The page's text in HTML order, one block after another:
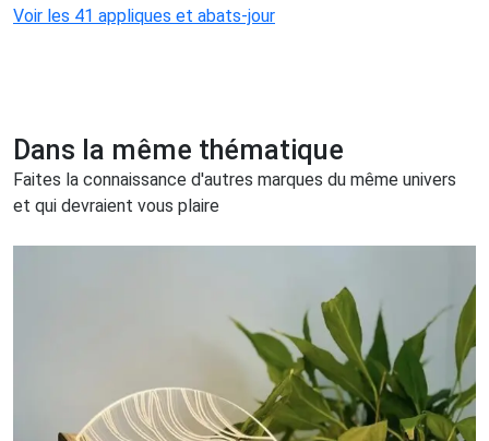
Voir les 41 appliques et abats-jour
Dans la même thématique
Faites la connaissance d'autres marques du même univers
et qui devraient vous plaire